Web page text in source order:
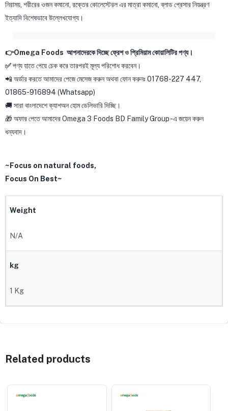
নিরাময়, শরীরের ওজন কমানো, রক্তের কোলেস্টেরল এর মাত্রা কমানো, ব্লাড প্রেসার নিয়ন্ত্রণ
ইত্যাদি বিশেষভাবে উল্লেখযোগ্য।
👉Omega Foods আপনাদেরকে দিচ্ছে ফ্রেশ ও প্রিমিয়াম কোয়ালিটির পণ্য।
✅পণ্য হাতে পেয়ে চেক করে তারপরই মূল্য পরিশোধ করবেন।
📲 অর্ডার করতে আমাদের পেজে মেসেজ করুন অথবা ফোন করুনঃ 01768-227 447,
01865-916894 (Whatsapp)
🚚 সারা বাংলাদেশে ক্যাশঅন হোম ডেলিভারি দিচ্ছি।
🎁 অফার পেতে আমাদেরOmega 3 Foods BD Family Group-এ জয়েন করুন
ধন্যবাদ।
~Focus on natural foods,
Focus On Best~
Weight
N/A
kg
1 Kg
Related products